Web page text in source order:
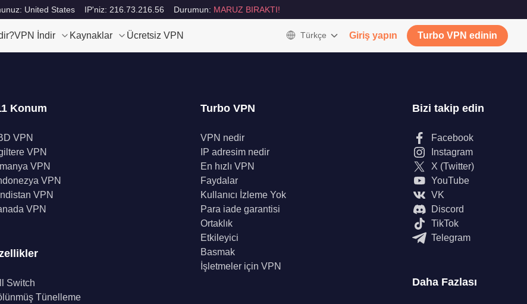
United States IP'niz: 216.73.216.56 Durumun: MARUZ BIRAKTI!
VPN İndir Kaynaklar Ücretsiz VPN Türkçe Giriş yapın Turbo VPN edinin
Konum
VPN
VPN
VPN
VPN
VPN
VPN
Switch
Tünelleme
Turbo VPN
VPN nedir
IP adresim nedir
En hızlı VPN
Faydalar
Kullanıcı İzleme Yok
Para iade garantisi
Ortaklık
Etkileyici
Basmak
İşletmeler için VPN
Bizi takip edin
Facebook
Instagram
X (Twitter)
YouTube
VK
Discord
TikTok
Telegram
Daha Fazlası